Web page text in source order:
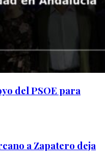
del PSOE para
a Zapatero deja